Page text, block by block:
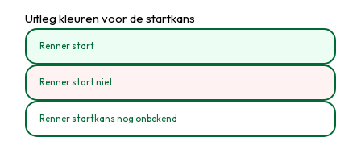
Uitleg kleuren voor de startkans
Renner start
Renner start niet
Renner startkans nog onbekend